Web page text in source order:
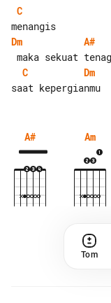
C
Dm
A#
C
Dm
A# Am
Tom